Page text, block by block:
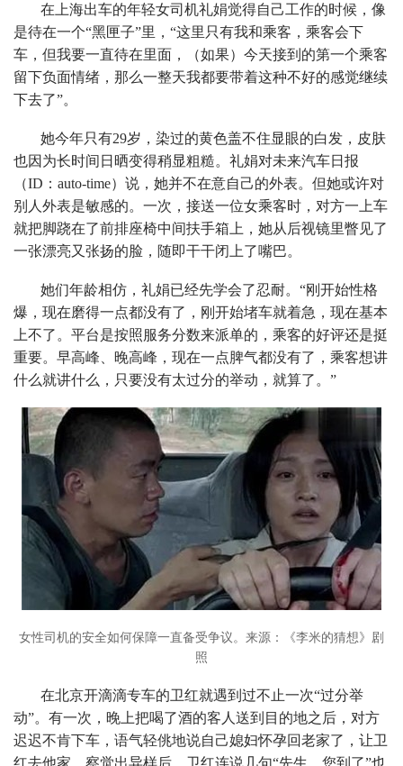
在上海出车的年轻女司机礼娟觉得自己工作的时候，像
是待在一个“黑匣子”里，“这里只有我和乘客，乘客会下
车，但我要一直待在里面，（如果）今天接到的第一个乘客
留下负面情绪，那么一整天我都要带着这种不好的感觉继续
下去了”。
她今年只有29岁，染过的黄色盖不住显眼的白发，皮肤
也因为长时间日晒变得稍显粗糙。礼娟对未来汽车日报
（ID：auto-time）说，她并不在意自己的外表。但她或许对
别人外表是敏感的。一次，接送一位女乘客时，对方一上车
就把脚跷在了前排座椅中间扶手箱上，她从后视镜里瞥见了
一张漂亮又张扬的脸，随即干干闭上了嘴巴。
她们年龄相仿，礼娟已经先学会了忍耐。“刚开始性格
爆，现在磨得一点都没有了，刚开始堵车就着急，现在基本
上不了。平台是按照服务分数来派单的，乘客的好评还是挺
重要。早高峰、晚高峰，现在一点脾气都没有了，乘客想讲
什么就讲什么，只要没有太过分的举动，就算了。”
女性司机的安全如何保障一直备受争议。来源：《李米的猜想》剧
照
在北京开滴滴专车的卫红就遇到过不止一次“过分举
动”。有一次，晚上把喝了酒的客人送到目的地之后，对方
迟迟不肯下车，语气轻佻地说自己媳妇怀孕回老家了，让卫
红去他家。察觉出异样后，卫红连说几句“先生，您到了”也